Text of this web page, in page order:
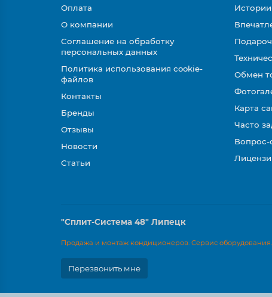
Оплата
О компании
Соглашение на обработку
персональных данных
Политика использования cookie-
файлов
Контакты
Бренды
Отзывы
Новости
Статьи
Обмен
Карта
Часто
Вопрос-
"Сплит-Система 48" Липецк
Продажа и монтаж кондиционеров. Сервис
Перезвонить мне